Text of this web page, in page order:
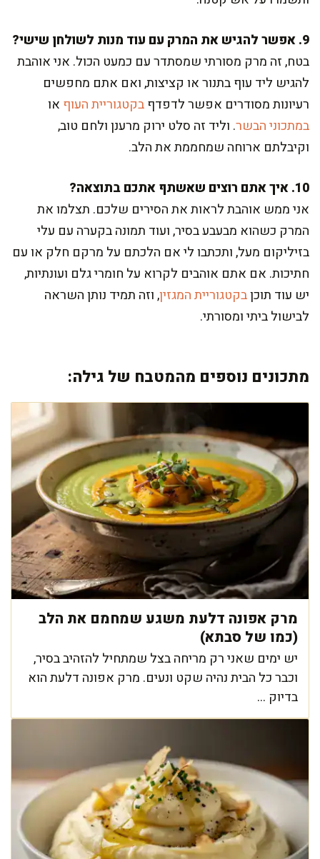
9. אפשר להגיש את המרק עם עוד מנות לשולחן שישי?
בטח, זה מרק מסורתי שמסתדר עם כמעט הכול. אני אוהבת
להגיש ליד עוף בתנור או קציצות, ואם אתם מחפשים
רעיונות מסודרים אפשר לדפדףבקטגוריית העוף או
במתכוני הבשר. וליד זה סלט ירוק מרענן ולחם טוב,
וקיבלתם ארוחה שמחממת את הלב.
10. איך אתם רוצים שאשתף אתכם בתוצאה?
אני ממש אוהבת לראות את הסירים שלכם. תצלמו את
המרק כשהוא מבעבע בסיר, ועוד תמונה בקערה עם עלי
בזיליקום מעל, ותכתבו לי אם הלכתם על מרקם חלק או עם
חתיכות. אם אתם אוהבים לקרוא על חומרי גלם ועונתיות,
יש עוד תוכןבקטגוריית המגזין, וזה תמיד נותן השראה
לבישול ביתי ומסורתי.
מתכונים נוספים מהמטבח של גילה:
מרק אפונה דלעת משגע שמחמם את הלב
(כמו של סבתא)
יש ימים שאני רק מריחה בצל שמתחיל להזהיב בסיר,
וכבר כל הבית נהיה שקט ונעים. מרק אפונה דלעת הוא
בדיוק ...